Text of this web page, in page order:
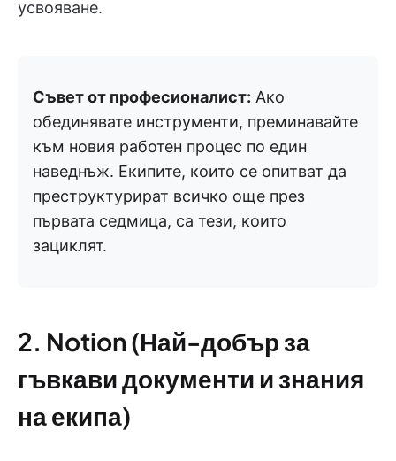
усвояване.
Съвет от професионалист: Ако
обединявате инструменти, преминавайте
към новия работен процес по един
наведнъж. Екипите, които се опитват да
преструктурират всичко още през
първата седмица, са тези, които
зациклят.
2. Notion (Най-добър за
гъвкави документи и знания
на екипа)